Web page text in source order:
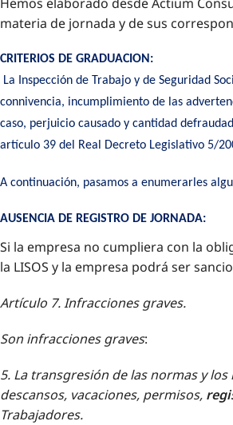
materia de jornada y de sus
CRITERIOS DE GRADUACION:
La Inspección de Trabajo y de Seguridad
connivencia, incumplimiento de las
caso, perjuicio causado y cantidad
artículo 39 del Real Decreto Legislativo 5/
A continuación, pasamos a enumerarles
AUSENCIA DE REGISTRO DE JORNADA:
Si la empresa no cumpliera con la
la LISOS y la empresa podrá ser
Artículo 7. Infracciones graves.
Son infracciones graves:
5. La transgresión de las normas y
descansos, vacaciones, permisos,
Trabajadores.